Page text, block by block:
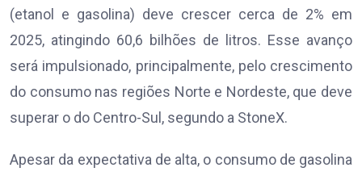
(etanol e gasolina) deve crescer cerca de 2% em
2025, atingindo 60,6 bilhões de litros. Esse avanço
será impulsionado, principalmente, pelo crescimento
do consumo nas regiões Norte e Nordeste, que deve
superar o do Centro-Sul, segundo a StoneX.
Apesar da expectativa de alta, o consumo de gasolina